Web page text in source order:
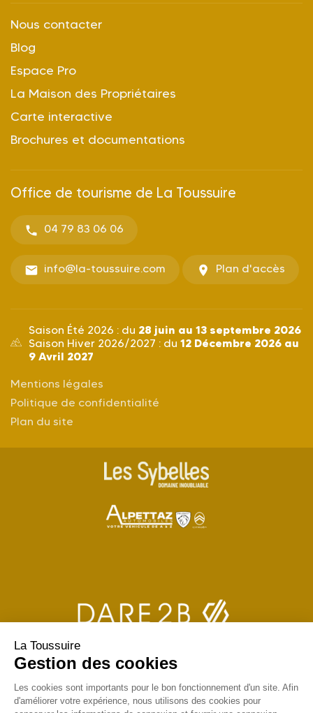
Nous contacter
Blog
Espace Pro
La Maison des Propriétaires
Carte interactive
Brochures et documentations
Office de tourisme de La Toussuire
04 79 83 06 06
info@la-toussuire.com Plan d'accès
Saison Été 2026 : du 28 juin au 13 septembre 2026
Saison Hiver 2026/2027 : du 12 Décembre 2026 au
9 Avril 2027
Mentions légales
Politique de confidentialité
Plan du site
La Toussuire
Gestion des cookies
Les cookies sont importants pour le bon fonctionnement d'un site. Afin
d'améliorer votre expérience, nous utilisons des cookies pour